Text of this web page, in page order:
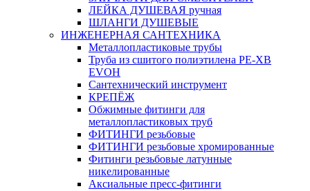
ЛЕЙКА ДУШЕВАЯ ручная
ШЛАНГИ ДУШЕВЫЕ
ИНЖЕНЕРНАЯ САНТЕХНИКА
Металлопластиковые трубы
Труба из сшитого полиэтилена PE-XB
EVOH
Сантехнический инструмент
КРЕПЁЖ
Обжимные фитинги для
металлопластиковых труб
ФИТИНГИ резьбовые
ФИТИНГИ резьбовые хромированные
Фитинги резьбовые латунные
никелированные
Аксиальные пресс-фитинги